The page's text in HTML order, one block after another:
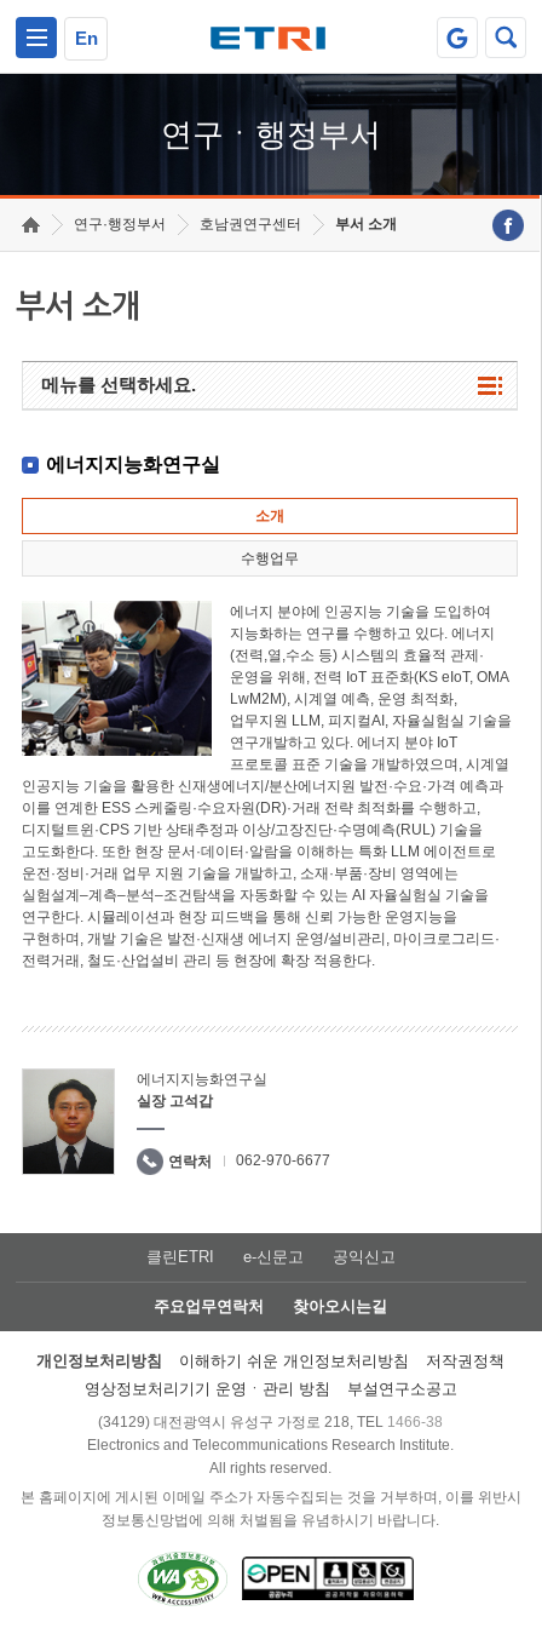
En
연구ㆍ행정부서
연구·행정부서 호남권연구센터 부서 소개
부서 소개
메뉴를 선택하세요.
에너지지능화연구실
소개
수행업무
에너지 분야에 인공지능 기술을 도입하여
지능화하는 연구를 수행하고 있다. 에너지
(전력,열,수소 등) 시스템의 효율적 관제·
운영을 위해, 전력 IoT 표준화(KS eIoT, OMA
LwM2M), 시계열 예측, 운영 최적화,
업무지원 LLM, 피지컬AI, 자율실험실 기술을
연구개발하고 있다. 에너지 분야 IoT
프로토콜 표준 기술을 개발하였으며, 시계열
인공지능 기술을 활용한 신재생에너지/분산에너지원 발전·수요·가격 예측과
이를 연계한 ESS 스케줄링·수요자원(DR)·거래 전략 최적화를 수행하고,
디지털트윈·CPS 기반 상태추정과 이상/고장진단·수명예측(RUL) 기술을
고도화한다. 또한 현장 문서·데이터·알람을 이해하는 특화 LLM 에이전트로
운전·정비·거래 업무 지원 기술을 개발하고, 소재·부품·장비 영역에는
실험설계–계측–분석–조건탐색을 자동화할 수 있는 AI 자율실험실 기술을
연구한다. 시뮬레이션과 현장 피드백을 통해 신뢰 가능한 운영지능을
구현하며, 개발 기술은 발전·신재생 에너지 운영/설비관리, 마이크로그리드·
전력거래, 철도·산업설비 관리 등 현장에 확장 적용한다.
에너지지능화연구실
실장 고석갑
연락처 062-970-6677
클린ETRI e-신문고 공익신고
주요업무연락처 찾아오시는길
개인정보처리방침 이해하기 쉬운 개인정보처리방침
저작권정책
영상정보처리기기 운영ㆍ관리 방침
부설연구소공고
(34129) 대전광역시 유성구 가정로 218, TEL 1466-38
Electronics and Telecommunications Research Institute.
All rights reserved.
본 홈페이지에 게시된 이메일 주소가 자동수집되는 것을 거부하며, 이를 위반시
정보통신망법에 의해 처벌됨을 유념하시기 바랍니다.